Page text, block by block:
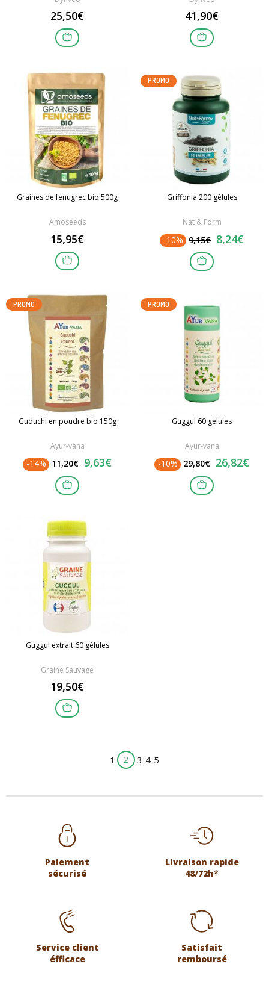
25,50€ 41,90€
Graines de fenugrec bio 500g
Amoseeds
15,95€
PROMO
Griffonia 200 gélules
Nat & Form
-10% 9,15€ 8,24€
PROMO
Guduchi en poudre bio 150g
Ayur-vana
-14% 11,20€ 9,63€
PROMO
Guggul 60 gélules
Ayur-vana
-10% 29,80€ 26,82€
Guggul extrait 60 gélules
Graine Sauvage
19,50€
1 2 3 4 5
Paiement
sécurisé
Livraison rapide
48/72h*
Service client
éfficace
Satisfait
remboursé